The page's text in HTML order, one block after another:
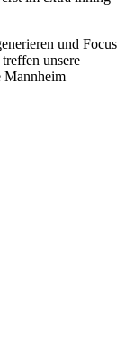
und Focus
unsere
Mannheim